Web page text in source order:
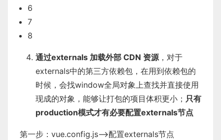
6
7
8
通过externals 加载外部 CDN 资源，对于
externals中的第三方依赖包，在用到依赖包的
时候，会找window全局对象上查找并直接使用
现成的对象，能够让打包的项目体积更小； 只有
production模式才有必要配置externals节点
第一步：vue.config.js——>配置externals节点